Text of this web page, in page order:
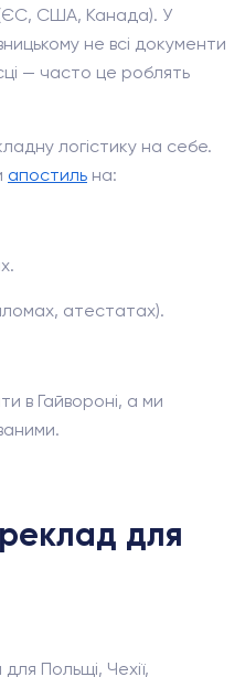
(ЄС, США, Канада). У
не всі документи
— часто це роблять
логістику на себе.
апостиль на:
атестатах).
в Гайвороні, а ми
для
Польщі, Чехії,